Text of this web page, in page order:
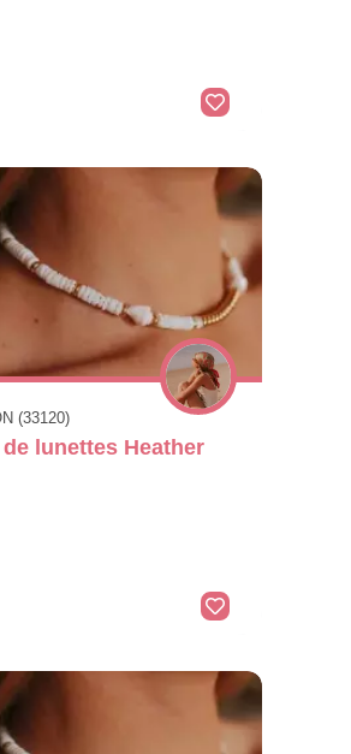
(33120)
lunettes Heather